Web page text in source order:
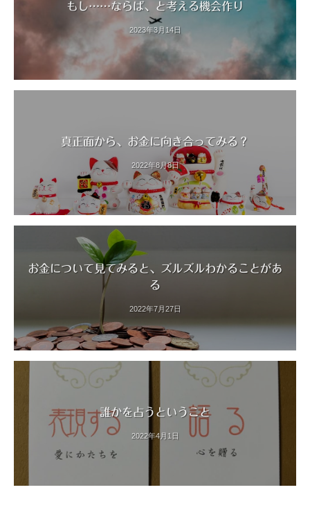
もし……ならば、と考える機会作り
2023年3月14日
真正面から、お金に向き合ってみる？
2022年8月8日
お金について見てみると、ズルズルわかることがあ
る
2022年7月27日
誰かを占うということ
2022年4月1日